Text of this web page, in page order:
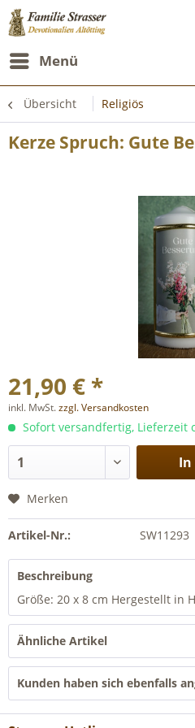
Menü
Übersicht Religiös
Kerze Spruch: Gute
21,90 € *
inkl. MwSt.zzgl. Versandkosten
Sofort versandfertig, Lieferzeit
In
Merken
Artikel-Nr.: SW11293
Beschreibung
Größe: 20 x 8 cm Hergestellt in
Ähnliche Artikel
Kunden haben sich ebenfalls